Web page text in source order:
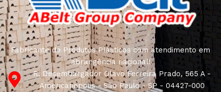
Fabricante de Produtos Plásticos com atendimento em
abrangência nacional!
R. Desembargador Olavo Ferreira Prado, 565 A -
Americanópolis - São Paulo - SP - 04427-000